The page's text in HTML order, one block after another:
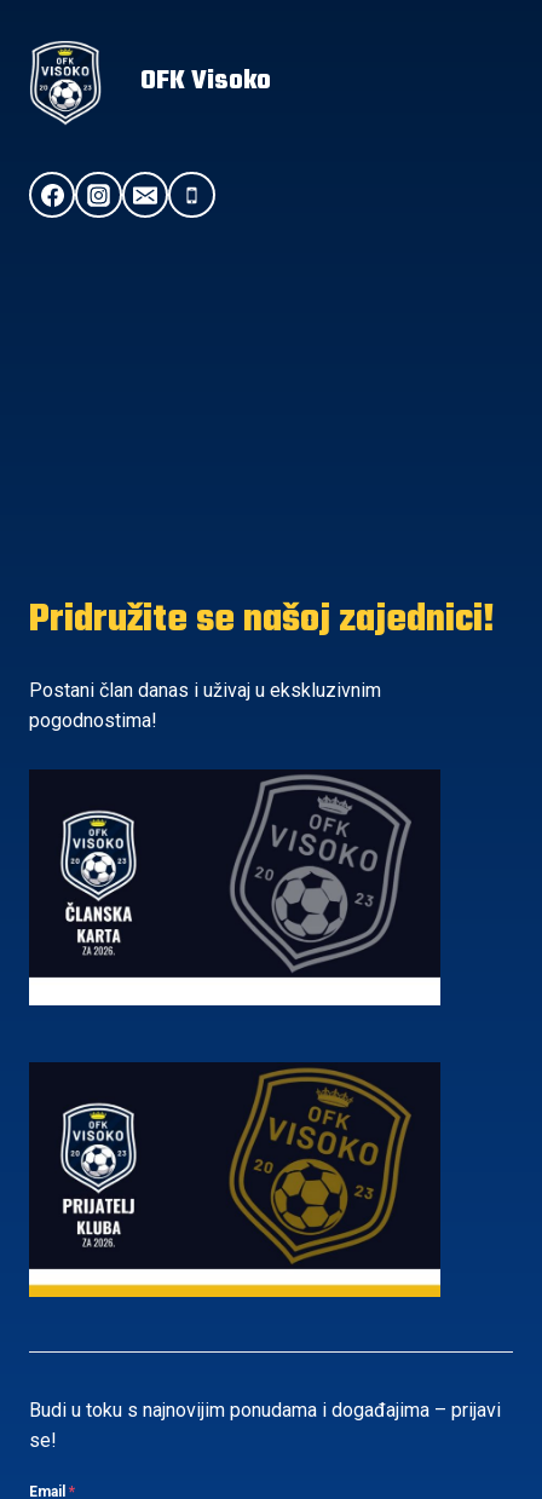
OFK Visoko
Pridružite se našoj zajednici!
Postani član danas i uživaj u ekskluzivnim
pogodnostima!
Budi u toku s najnovijim ponudama i događajima – prijavi
se!
Email *